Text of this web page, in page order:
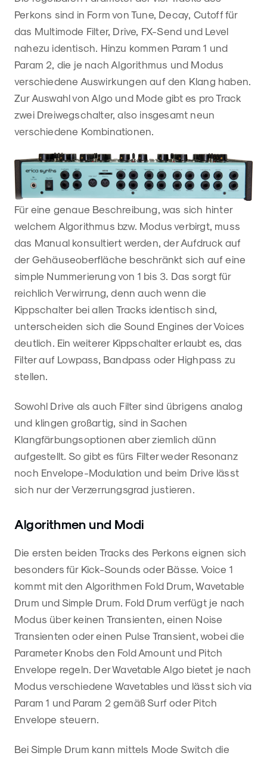
Perkons sind in Form von Tune, Decay, Cutoff für
das Multimode Filter, Drive, FX-Send und Level
nahezu identisch. Hinzu kommen Param 1 und
Param 2, die je nach Algorithmus und Modus
verschiedene Auswirkungen auf den Klang haben.
Zur Auswahl von Algo und Mode gibt es pro Track
zwei Dreiwegschalter, also insgesamt neun
verschiedene Kombinationen.
Für eine genaue Beschreibung, was sich hinter
welchem Algorithmus bzw. Modus verbirgt, muss
das Manual konsultiert werden, der Aufdruck auf
der Gehäuseoberfläche beschränkt sich auf eine
simple Nummerierung von 1 bis 3. Das sorgt für
reichlich Verwirrung, denn auch wenn die
Kippschalter bei allen Tracks identisch sind,
unterscheiden sich die Sound Engines der Voices
deutlich. Ein weiterer Kippschalter erlaubt es, das
Filter auf Lowpass, Bandpass oder Highpass zu
stellen.
Sowohl Drive als auch Filter sind übrigens analog
und klingen großartig, sind in Sachen
Klangfärbungsoptionen aber ziemlich dünn
aufgestellt. So gibt es fürs Filter weder Resonanz
noch Envelope-Modulation und beim Drive lässt
sich nur der Verzerrungsgrad justieren.
Algorithmen und Modi
Die ersten beiden Tracks des Perkons eignen sich
besonders für Kick-Sounds oder Bässe. Voice 1
kommt mit den Algorithmen Fold Drum, Wavetable
Drum und Simple Drum. Fold Drum verfügt je nach
Modus über keinen Transienten, einen Noise
Transienten oder einen Pulse Transient, wobei die
Parameter Knobs den Fold Amount und Pitch
Envelope regeln. Der Wavetable Algo bietet je nach
Modus verschiedene Wavetables und lässt sich via
Param 1 und Param 2 gemäß Surf oder Pitch
Envelope steuern.
Bei Simple Drum kann mittels Mode Switch die